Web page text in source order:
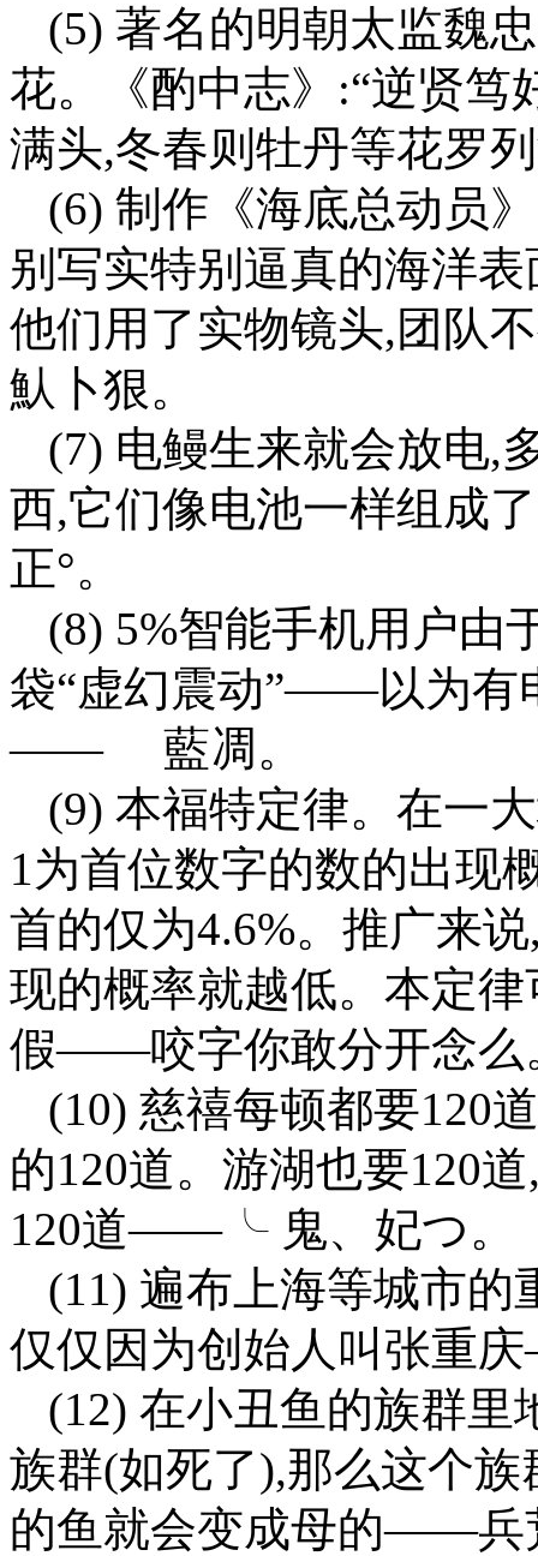
(5) 著名的明朝太监魏
花。《酌中志》:“逆贤笃
满头,冬春则牡丹等花罗
(6) 制作《海底总动员
别写实特别逼真的海洋
他们用了实物镜头,团队
魜卜狠。
(7) 电鳗生来就会放电,
西,它们像电池一样组成
正°。
(8) 5%智能手机用户由
袋“虚幻震动”——以为有
——ゞ 藍凋。
(9) 本福特定律。在一
1为首位数字的数的出现
首的仅为4.6%。推广来
现的概率就越低。本定
假——咬字你敢分开念么
(10) 慈禧每顿都要120
的120道。游湖也要120
120道——╰ 鬼、妃つ。
(11) 遍布上海等城市的
仅仅因为创始人叫张
(12) 在小丑鱼的族群
族群(如死了),那么这个
的鱼就会变成母的——兵